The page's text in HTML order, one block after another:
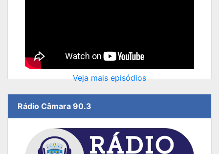
Veja mais episódios
Rádio Câmara 90.3